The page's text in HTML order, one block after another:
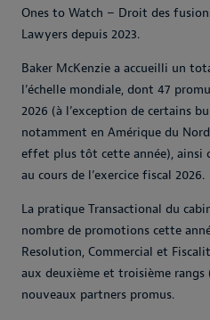
Ones to Watch – Droit des
Lawyers depuis 2023.
Baker McKenzie a accueilli un
l’échelle mondiale, dont 47
2026 (à l’exception de certains
notamment en Amérique du
effet plus tôt cette année), ainsi
au cours de l’exercice fiscal 2026.
La pratique Transactional du
nombre de promotions cette
Resolution, Commercial et
aux deuxième et troisième
nouveaux partners promus.